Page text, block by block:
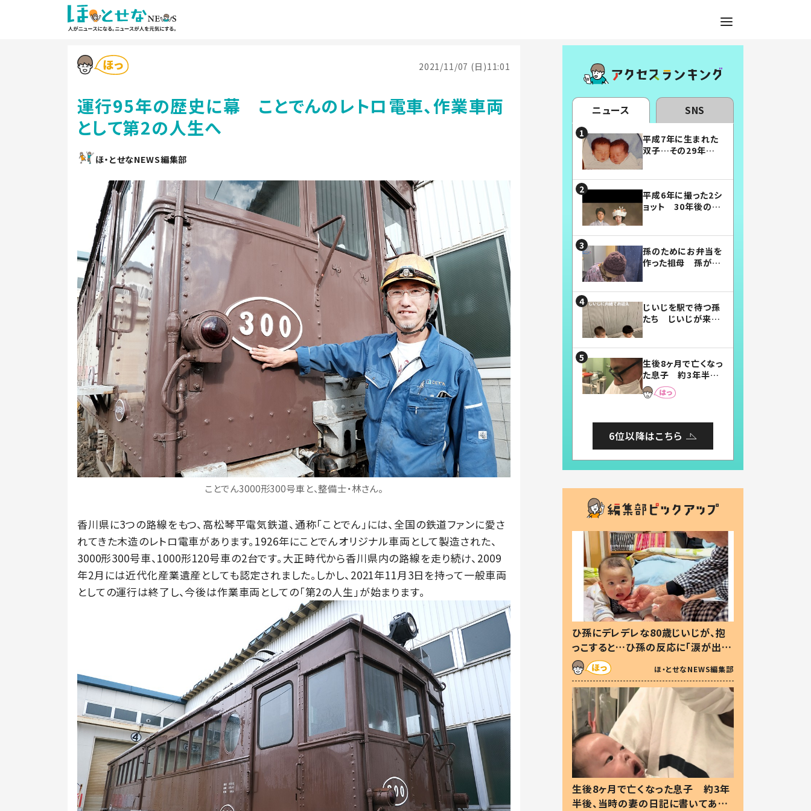
2021/11/07 (日)11:01
運行95年の歴史に幕 ことでんのレトロ電車、作業車両
として第2の人生へ
ほ・とせなNEWS編集部
ことでん3000形300号車と、整備士・林さん。
香川県に3つの路線をもつ、高松琴平電気鉄道、通称「ことでん」には、全国の鉄道ファンに愛さ
れてきた木造のレトロ電車があります。1926年にことでんオリジナル車両として製造された、
3000形300号車、1000形120号車の2台です。大正時代から香川県内の路線を走り続け、2009
年2月には近代化産業遺産としても認定されました。しかし、2021年11月3日を持って一般車両
としての運行は終了し、今後は作業車両としての「第2の人生」が始まります。
ニュース SNS
平成7年に生まれた
双子…その29年後
平成6年に撮った2シ
ョット 30年後の姿
孫のためにお弁当を
作った祖母 孫が絶
じいじを駅で待つ孫
たち じいじが来た
まらない」「幸せにな
れる」
生後8ヶ月で亡くなっ
た息子 約3年半
後、当時の妻の日記
に書いてあった本音
6位以降はこちら
ひ孫にデレデレな80歳じいじが、抱
っこすると…ひ孫の反応に「涙が出ま
した」「可愛くて仕方ない」
ほ・とせなNEWS編集部
生後8ヶ月で亡くなった息子 約3年
半後、当時の妻の日記に書いてあっ